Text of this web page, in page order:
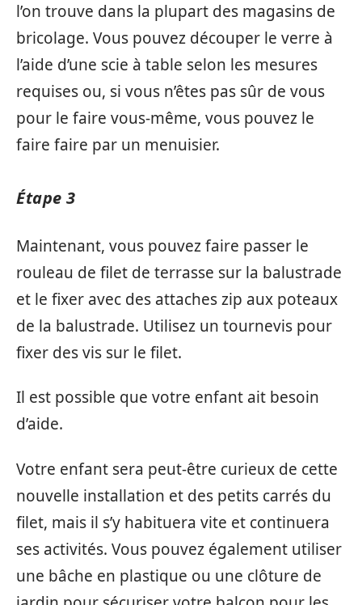
l’on trouve dans la plupart des magasins de
bricolage. Vous pouvez découper le verre à
l’aide d’une scie à table selon les mesures
requises ou, si vous n’êtes pas sûr de vous
pour le faire vous-même, vous pouvez le
faire faire par un menuisier.
Étape 3
Maintenant, vous pouvez faire passer le
rouleau de filet de terrasse sur la balustrade
et le fixer avec des attaches zip aux poteaux
de la balustrade. Utilisez un tournevis pour
fixer des vis sur le filet.
Il est possible que votre enfant ait besoin
d’aide.
Votre enfant sera peut-être curieux de cette
nouvelle installation et des petits carrés du
filet, mais il s’y habituera vite et continuera
ses activités. Vous pouvez également utiliser
une bâche en plastique ou une clôture de